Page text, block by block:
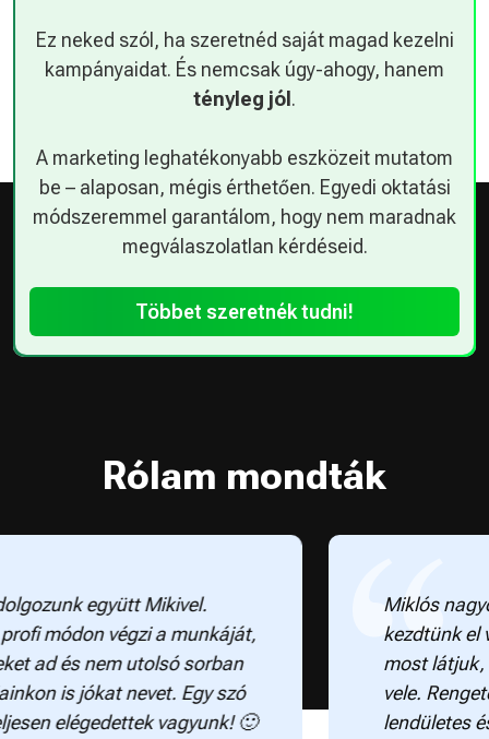
Ez neked szól, ha szeretnéd saját magad kezelni
kampányaidat. És nemcsak úgy-ahogy, hanem
tényleg jól .
A marketing leghatékonyabb eszközeit mutatom
be – alaposan, mégis érthetően. Egyedi oktatási
módszeremmel garantálom, hogy nem maradnak
megválaszolatlan kérdéseid.
Többet szeretnék tudni!
Rólam mondták
együtt Mikivel.
módon végzi a munkáját,
és nem utolsó sorban
is jókat nevet. Egy szó
elégedettek vagyunk! 🙂
Miklós
kezdtünk el
most látjuk,
vele.
lendületes és